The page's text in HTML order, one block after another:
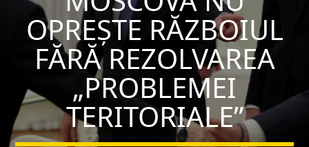
OPREȘTE RĂZBOIUL
FĂRĂ REZOLVAREA
„PROBLEMEI
TERITORIALE”